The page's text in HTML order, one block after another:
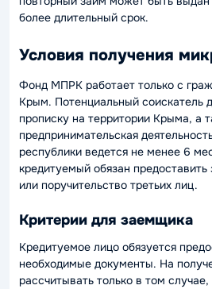
более длительный срок.
Условия получения
Фонд МПРК работает только с
Крым. Потенциальный соискатель
прописку на территории Крыма, а
предпринимательская
республики ведется не менее 6
кредитуемый обязан
или поручительство третьих лиц.
Критерии для заемщика
Кредитуемое лицо обязуется
необходимые документы. На
рассчитывать только в том